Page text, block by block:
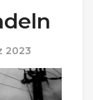
2023